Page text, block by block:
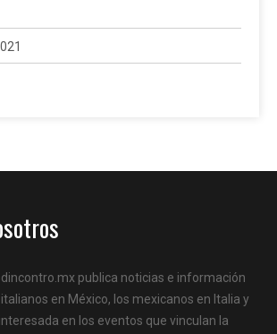
publica noticias e información
en México, los mexicanos en Italia y
en los eventos que vinculan la